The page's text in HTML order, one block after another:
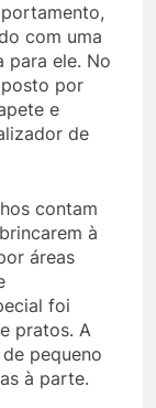
com uma
para ele. No
por
e
de
contam
à
áreas
foi
pratos. A
pequeno
à parte.